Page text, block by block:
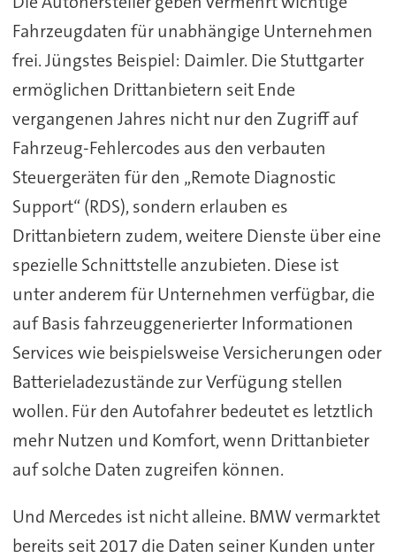
Fahrzeugdaten für unabhängige Unternehmen
frei. Jüngstes Beispiel: Daimler. Die Stuttgarter
ermöglichen Drittanbietern seit Ende
vergangenen Jahres nicht nur den Zugriff auf
Fahrzeug-Fehlercodes aus den verbauten
Steuergeräten für den „Remote Diagnostic
Support“ (RDS), sondern erlauben es
Drittanbietern zudem, weitere Dienste über eine
spezielle Schnittstelle anzubieten. Diese ist
unter anderem für Unternehmen verfügbar, die
auf Basis fahrzeuggenerierter Informationen
Services wie beispielsweise Versicherungen oder
Batterieladezustände zur Verfügung stellen
wollen. Für den Autofahrer bedeutet es letztlich
mehr Nutzen und Komfort, wenn Drittanbieter
auf solche Daten zugreifen können.
Und Mercedes ist nicht alleine. BMW vermarktet
bereits seit 2017 die Daten seiner Kunden unter